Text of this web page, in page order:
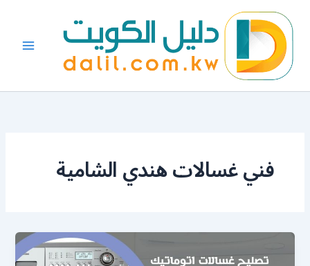
المحتوى
فني غسالات هندي الشامية